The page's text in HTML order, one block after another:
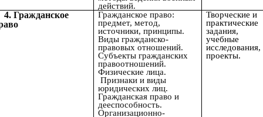
действий.
4. Гражданское
Гражданское право:
предмет, метод,
источники, принципы.
Виды гражданско-
правовых отношений.
Субъекты гражданских
правоотношений.
Физические лица.
Признаки и виды
юридических лиц.
Гражданская право и
дееспособность.
Организационно-
Творческие и
практические
задания,
учебные
исследования,
проекты.